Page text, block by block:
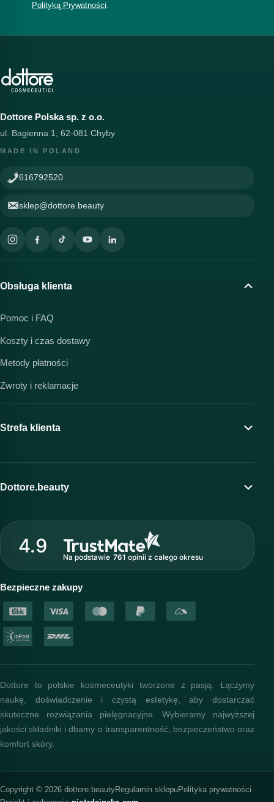
Polityką Prywatności.
Dottore Polska sp. z o.o.
ul. Bagienna 1, 62-081 Chyby
MADE IN POLAND
616792520
sklep@dottore.beauty
Obsługa klienta
Pomoc i FAQ
Koszty i czas dostawy
Metody płatności
Zwroty i reklamacje
Strefa klienta
Moje konto
Program lojalnościowy
Strefa profesjonalisty
Dottore.beauty
O marce Dottore
Nasz zespół
Akademia i szkolenia
Baza wiedzy
4.9
Na podstawie 761 opinii z całego okresu
Bezpieczne zakupy
Dottore to polskie kosmeceutyki tworzone z pasją. Łączymy
naukę, doświadczenie i czystą estetykę, aby dostarczać
skuteczne rozwiązania pielęgnacyjne. Wybieramy najwyższej
jakości składniki i dbamy o transparentność, bezpieczeństwo oraz
komfort skóry.
Copyright © 2026 dottore.beautyRegulamin sklepuPolityka prywatności